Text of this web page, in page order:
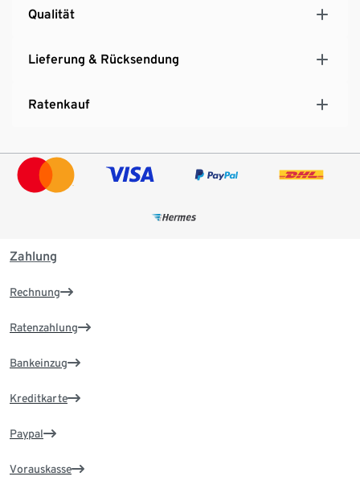
Qualität
Lieferung & Rücksendung
Ratenkauf
Zahlung
Rechnung
Ratenzahlung
Bankeinzug
Kreditkarte
Paypal
Vorauskasse